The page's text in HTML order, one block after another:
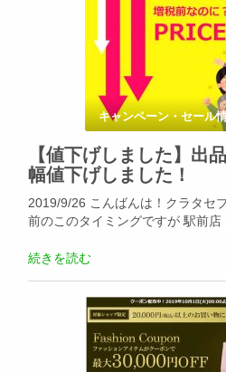
キャンペーン・セール
【値下げしました】出
幅値下げしました！
2019/9/26 こんばんは！クラタセ
前のこのタイミングですが 駅前店
続きを読む